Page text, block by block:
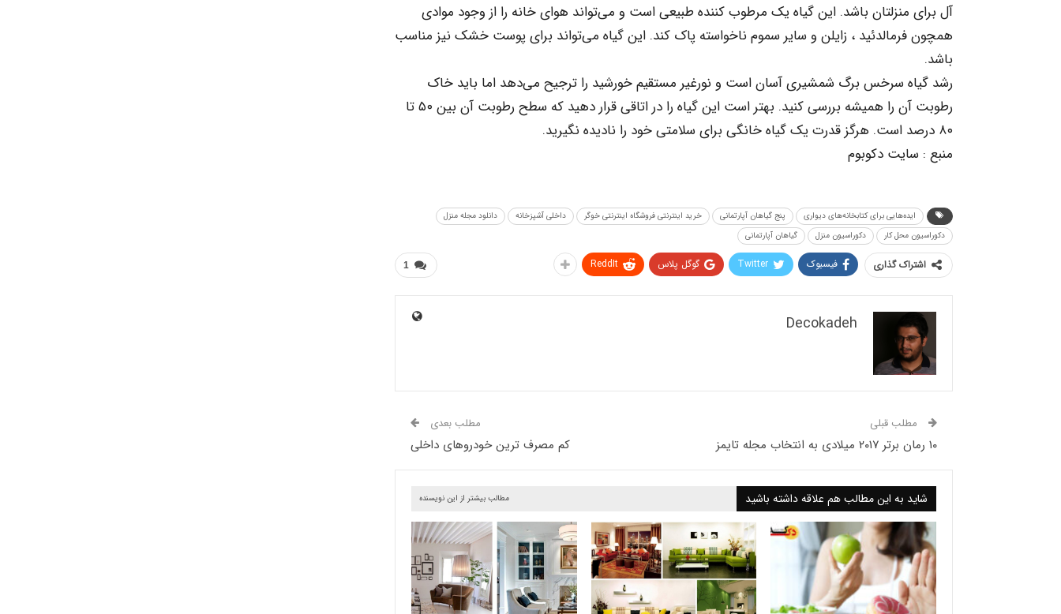
آل برای منزلتان باشد. این گیاه یک مرطوب کننده طبیعی است و می‌تواند هوای خانه را از وجود موادی
همچون فرمالدئید ، زایلن و سایر سموم ناخواسته پاک کند. این گیاه می‌تواند برای پوست خشک نیز مناسب
باشد.
رشد گیاه سرخس برگ شمشیری آسان است و نورغیر مستقیم خورشید را ترجیح می‌دهد اما باید خاک
رطوبت آن را همیشه بررسی کنید. بهتر است این گیاه را در اتاقی قرار دهید که سطح رطوبت آن بین ۵۰ تا
۸۰ درصد است. هرگز قدرت یک گیاه خانگی برای سلامتی خود را نادیده نگیرید.
منبع : سایت دکوبوم
ایده‌هایی برای کتابخانه‌های دیواری پنج گیاهان آپارتمانی خرید اینترنتی فروشگاه اینترنتی خوگر داخلی آشپزخانه
دانلود مجله منزل
دکوراسیون محل کار
دکوراسیون منزل گیاهان آپارتمانی
1 اشتراک گذاری فیسبوک Twitter گوگل پلاس ReddIt
Decokadeh
مطلب قبلی
۱۰ رمان برتر ۲۰۱۷ میلادی به انتخاب مجله تایمز
مطلب بعدی
کم مصرف ترین خودروهای داخلی
شاید به این مطالب هم علاقه داشته باشید مطالب بیشتر از این نویسنده